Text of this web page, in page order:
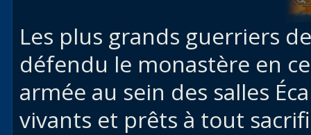
Les plus grands guerriers
défendu le monastère en
armée au sein des salles
vivants et prêts à tout